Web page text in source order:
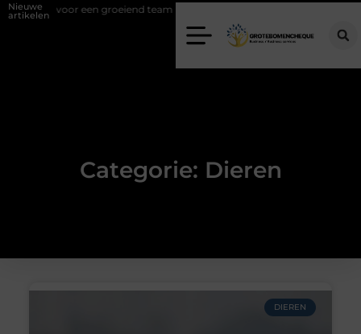
Nieuwe
artikelen
voor een groeiend team Kies de juiste diamantboor voor uw
Categorie: Dieren
DIEREN